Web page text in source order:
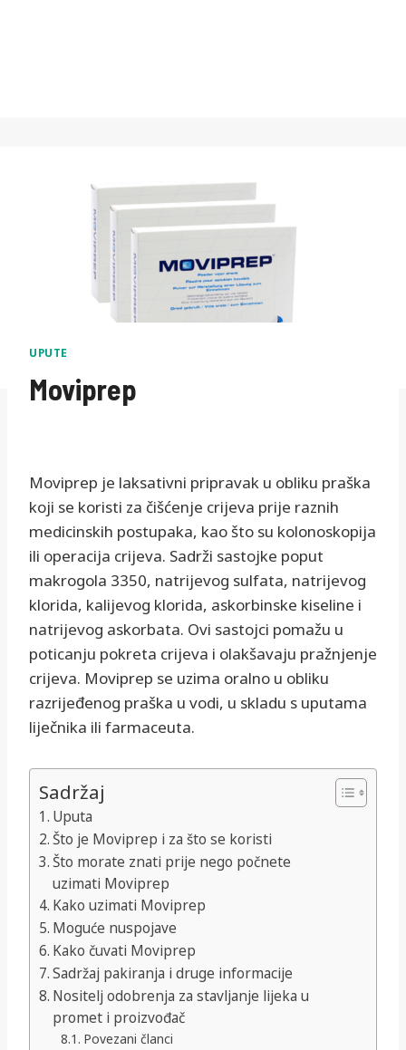
UPUTE
Moviprep
Moviprep je laksativni pripravak u obliku praška
koji se koristi za čišćenje crijeva prije raznih
medicinskih postupaka, kao što su kolonoskopija
ili operacija crijeva. Sadrži sastojke poput
makrogola 3350, natrijevog sulfata, natrijevog
klorida, kalijevog klorida, askorbinske kiseline i
natrijevog askorbata. Ovi sastojci pomažu u
poticanju pokreta crijeva i olakšavaju pražnjenje
crijeva. Moviprep se uzima oralno u obliku
razrijeđenog praška u vodi, u skladu s uputama
liječnika ili farmaceuta.
Sadržaj
Uputa
Što je Moviprep i za što se koristi
Što morate znati prije nego počnete
uzimati Moviprep
Kako uzimati Moviprep
Moguće nuspojave
Kako čuvati Moviprep
Sadržaj pakiranja i druge informacije
Nositelj odobrenja za stavljanje lijeka u
promet i proizvođač
Povezani članci